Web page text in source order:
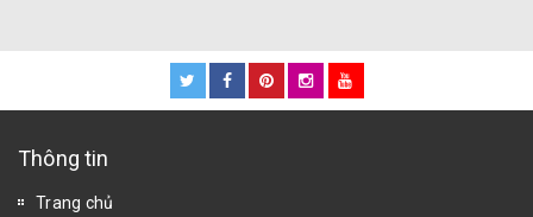
Thông tin
Trang chủ